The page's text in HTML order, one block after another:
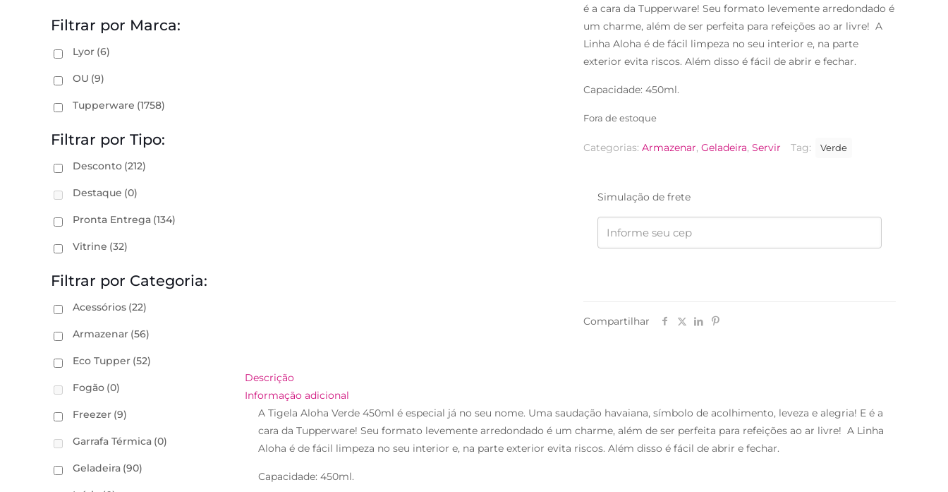
é a cara da Tupperware! Seu formato levemente arredondado é
um charme, além de ser perfeita para refeições ao ar livre! A
Linha Aloha é de fácil limpeza no seu interior e, na parte
exterior evita riscos. Além disso é fácil de abrir e fechar.
Capacidade: 450ml.
Fora de estoque
Categorias: Armazenar, Geladeira, Servir Tag: Verde
Simulação de frete
Compartilhar
Descrição
Informação adicional
A Tigela Aloha Verde 450ml é especial já no seu nome. Uma saudação havaiana, símbolo de acolhimento, leveza e alegria! E é a
cara da Tupperware! Seu formato levemente arredondado é um charme, além de ser perfeita para refeições ao ar livre! A Linha
Aloha é de fácil limpeza no seu interior e, na parte exterior evita riscos. Além disso é fácil de abrir e fechar.
Capacidade: 450ml.
Filtrar por Marca:
Lyor (6)
OU (9)
Tupperware (1758)
Filtrar por Tipo:
Desconto (212)
Destaque (0)
Pronta Entrega (134)
Vitrine (32)
Filtrar por Categoria:
Acessórios (22)
Armazenar (56)
Eco Tupper (52)
Fogão (0)
Freezer (9)
Garrafa Térmica (0)
Geladeira (90)